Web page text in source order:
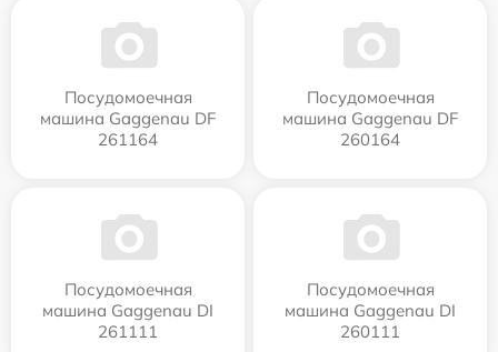
Посудомоечная
машина Gaggenau DF
261164
Посудомоечная
машина Gaggenau DF
260164
Посудомоечная
машина Gaggenau DI
261111
Посудомоечная
машина Gaggenau DI
260111